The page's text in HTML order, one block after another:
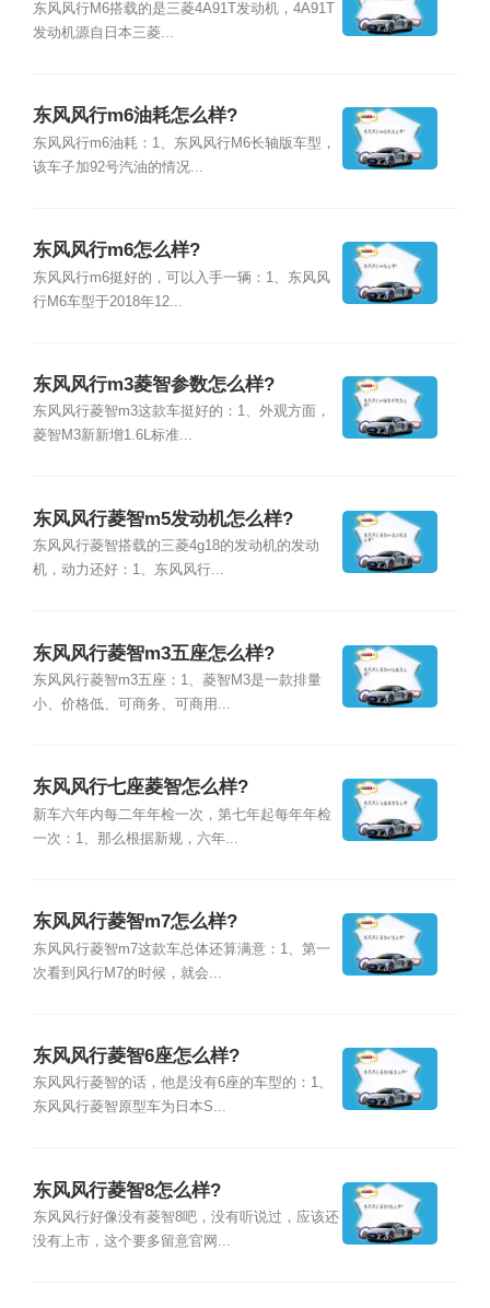
东风风行M6搭载的是三菱4A91T发动机，4A91T
发动机源自日本三菱...
东风风行m6油耗怎么样?
东风风行m6油耗：1、东风风行M6长轴版车型，
该车子加92号汽油的情况...
东风风行m6怎么样?
东风风行m6挺好的，可以入手一辆：1、东风风
行M6车型于2018年12...
东风风行m3菱智参数怎么样?
东风风行菱智m3这款车挺好的：1、外观方面，
菱智M3新新增1.6L标准...
东风风行菱智m5发动机怎么样?
东风风行菱智搭载的三菱4g18的发动机的发动
机，动力还好：1、东风风行...
东风风行菱智m3五座怎么样?
东风风行菱智m3五座：1、菱智M3是一款排量
小、价格低、可商务、可商用...
东风风行七座菱智怎么样?
新车六年内每二年年检一次，第七年起每年年检
一次：1、那么根据新规，六年...
东风风行菱智m7怎么样?
东风风行菱智m7这款车总体还算满意：1、第一
次看到风行M7的时候，就会...
东风风行菱智6座怎么样?
东风风行菱智的话，他是没有6座的车型的：1、
东风风行菱智原型车为日本S...
东风风行菱智8怎么样?
东风风行好像没有菱智8吧，没有听说过，应该还
没有上市，这个要多留意官网...